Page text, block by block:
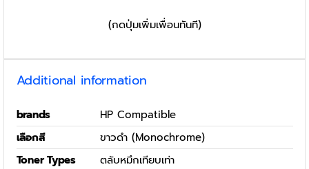
(กดปุ่มเพิ่มเพื่อนทันที)
Additional information
brands
HP Compatible
เลือกสี
ขาวดำ (Monochrome)
Toner Types
ตลับหมึกเทียบเท่า